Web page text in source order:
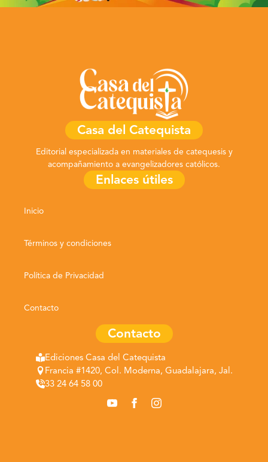
Casa del Catequista
Editorial especializada en materiales de catequesis y
acompañamiento a evangelizadores católicos.
Enlaces útiles
Inicio
Términos y condiciones
Política de Privacidad
Contacto
Contacto
Ediciones Casa del Catequista
Francia #1420, Col. Moderna, Guadalajara, Jal.
33 24 64 58 00